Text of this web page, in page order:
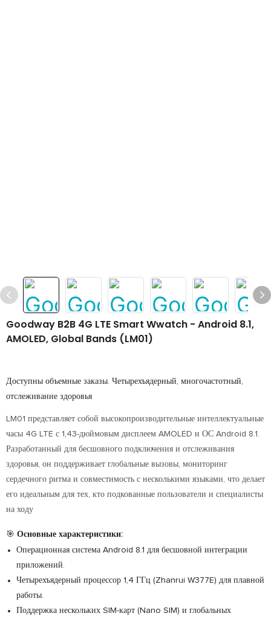
Goodway B2B 4G LTE Smart Wwatch - Android 8.1,
AMOLED, Global Bands (LM01)
Доступны объемные заказы. Четырехъядерный, многочастотный,
отслеживание здоровья
LM01 представляет собой высокопроизводительные интеллектуальные
часы 4G LTE с 1,43-дюймовым дисплеем AMOLED и ОС Android 8.1.
Разработанный для бесшовного подключения и отслеживания
здоровья, он поддерживает глобальные вызовы, мониторинг
сердечного ритма и совместимость с несколькими языками, что делает
его идеальным для тех, кто подкованные пользователи и специалисты
на ходу
🎯 Основные характеристики:
Операционная система Android 8.1 для бесшовной интеграции
приложений.
Четырехъядерный процессор 1,4 ГГц (Zhanrui W377E) для плавной
работы.
Поддержка нескольких SIM-карт (Nano SIM) и глобальных